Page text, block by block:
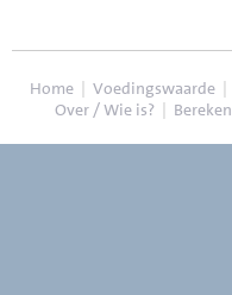
Home | Voedingswaarde |
Over / Wie is? | Bereken